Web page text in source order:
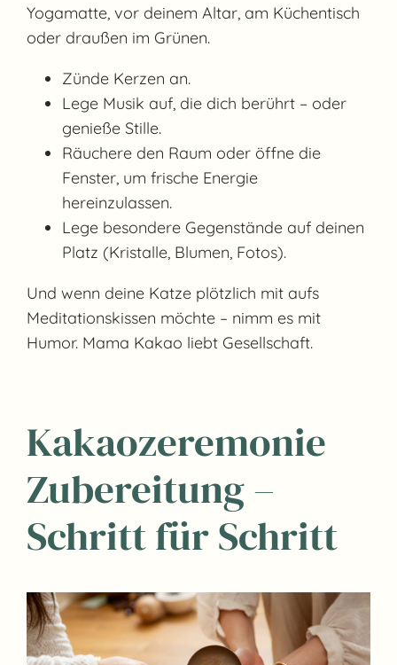
Yogamatte, vor deinem Altar, am Küchentisch
oder draußen im Grünen.
Zünde Kerzen an.
Lege Musik auf, die dich berührt – oder
genieße Stille.
Räuchere den Raum oder öffne die
Fenster, um frische Energie
hereinzulassen.
Lege besondere Gegenstände auf deinen
Platz (Kristalle, Blumen, Fotos).
Und wenn deine Katze plötzlich mit aufs
Meditationskissen möchte – nimm es mit
Humor. Mama Kakao liebt Gesellschaft.
Kakaozeremonie
Zubereitung –
Schritt für Schritt